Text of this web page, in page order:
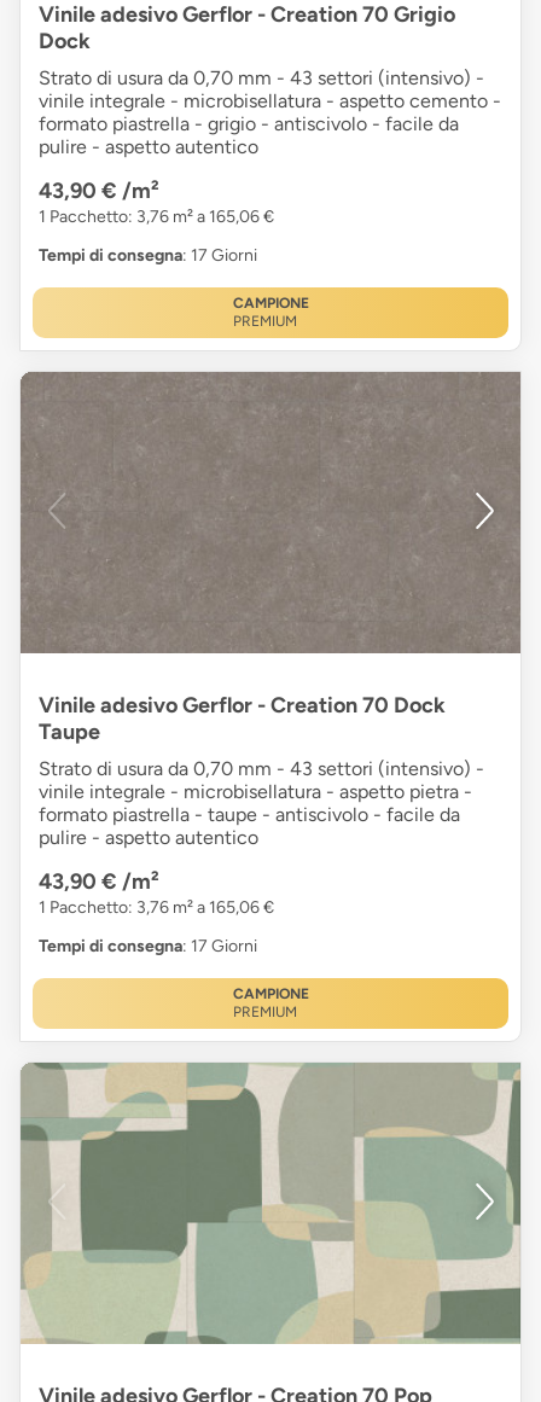
Vinile adesivo Gerflor - Creation 70 Grigio
Dock
Strato di usura da 0,70 mm - 43 settori (intensivo) -
vinile integrale - microbisellatura - aspetto cemento -
formato piastrella - grigio - antiscivolo - facile da
pulire - aspetto autentico
43,90 € /m²
1 Pacchetto: 3,76 m² a 165,06 €
Tempi di consegna: 17 Giorni
CAMPIONE
PREMIUM
Vinile adesivo Gerflor - Creation 70 Dock
Taupe
Strato di usura da 0,70 mm - 43 settori (intensivo) -
vinile integrale - microbisellatura - aspetto pietra -
formato piastrella - taupe - antiscivolo - facile da
pulire - aspetto autentico
43,90 € /m²
1 Pacchetto: 3,76 m² a 165,06 €
Tempi di consegna: 17 Giorni
CAMPIONE
PREMIUM
Vinile adesivo Gerflor - Creation 70 Pop